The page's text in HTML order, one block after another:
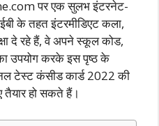
पर एक सुलभ इंटरनेट-
के तहत इंटरमीडिएट कला,
दे रहे हैं, वे अपने स्कूल कोड,
उपयोग करके इस पृष्ठ के
टेस्ट कंसीड कार्ड 2022 की
हो सकते हैं।